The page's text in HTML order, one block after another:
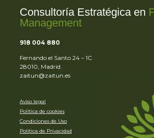
Consultoría Estratégica en
Management
918 004 880
Fernando el Santo 24 – 1C
28010, Madrid.
zaitun@zaitun.es
Aviso legal
Política de cookies
Condiciones de Uso
Política de Privacidad